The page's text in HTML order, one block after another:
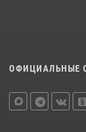
ОФИЦИАЛЬНЫЕ